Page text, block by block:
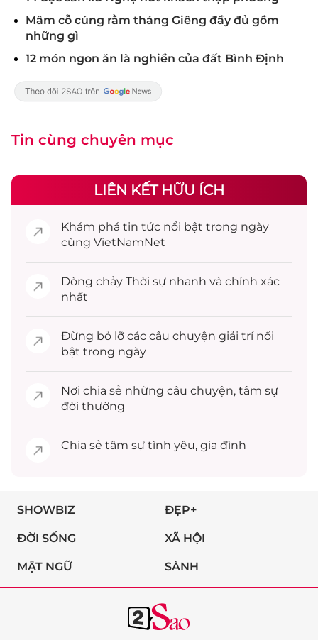
Mâm cỗ cúng rằm tháng Giêng đầy đủ gồm
những gì
12 món ngon ăn là nghiền của đất Bình Định
Tin cùng chuyên mục
LIÊN KẾT HỮU ÍCH
Khám phá tin tức nổi bật trong ngày
cùng VietNamNet
Dòng chảy Thời sự nhanh và chính xác
nhất
Đừng bỏ lỡ các câu chuyện giải trínổi
bật trong ngày
Nơi chia sẻ những câu chuyện, tâm sự
đời thường
Chia sẻ tâm sự tình yêu, gia đình
SHOWBIZ ĐẸP+
ĐỜI SỐNG XÃ HỘI
MẬT NGỮ SÀNH